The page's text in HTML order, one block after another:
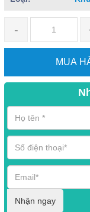
-
MUA
Nhận ngay